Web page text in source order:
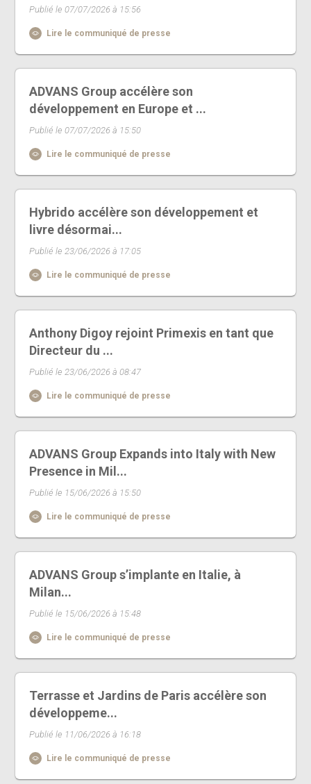
Publié le 07/07/2026 à 15:56
Lire le communiqué de presse
ADVANS Group accélère son
développement en Europe et ...
Publié le 07/07/2026 à 15:50
Lire le communiqué de presse
Hybrido accélère son développement et
livre désormai...
Publié le 23/06/2026 à 17:05
Lire le communiqué de presse
Anthony Digoy rejoint Primexis en tant que
Directeur du ...
Publié le 23/06/2026 à 08:47
Lire le communiqué de presse
ADVANS Group Expands into Italy with New
Presence in Mil...
Publié le 15/06/2026 à 15:50
Lire le communiqué de presse
ADVANS Group s’implante en Italie, à
Milan...
Publié le 15/06/2026 à 15:48
Lire le communiqué de presse
Terrasse et Jardins de Paris accélère son
développeme...
Publié le 11/06/2026 à 16:18
Lire le communiqué de presse